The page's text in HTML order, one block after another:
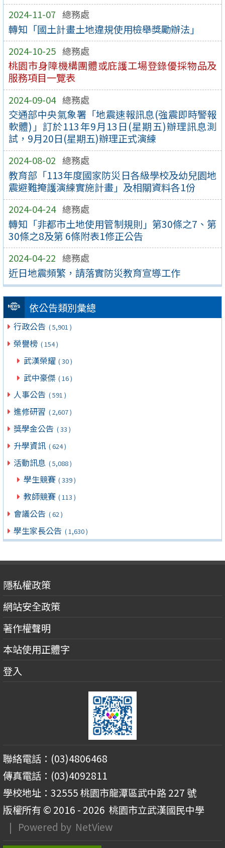
2024-11-07 總務處
轉知「國土計畫土地違規使用檢舉獎勵辦法」
2024-10-25 總務處
桃園市身障機構團體或庇護工場登錄優採物品及
服務項目一覽表
2024-09-04 總務處
交通部中央氣象署「地震速報訊息(強震即時警報
軟體)」訂於113年9月13日(星期五)辦理訊息測
試，9月20日(星期五)辦理正式演練
2024-08-02 總務處
教育部「113年度國家防災日各級學校及幼兒園地
震避難掩護演練實施計畫」及相關資料各1份
2024-04-24 總務處
轉知「非都市土地使用管制規則」第30條之7、第
30條之8及第 6條附表1修正公告
2024-04-22 總務處
近日地震頻繁，請落實防災教育宣導工作
依公告類別彙總
行政公告 ( 5,901 )
榮譽榜 ( 154 )
武漢榮耀 ( 30 )
武中豪傑 ( 16 )
人事公告 ( 591 )
進修研習 ( 2,607 )
獎學金公告 ( 33 )
升學資訊 ( 624 )
活動訊息 ( 5,088 )
學生競賽 ( 339 )
教師競賽 ( 113 )
會議公告 ( 62 )
學生家長公告 ( 1,630 )
隱私權政策
網站安全政策
著作權聲明
本站使用正體字
登入
聯絡電話：(03)4806468
傳真電話：(03)4092811
學校地址：32555 桃園市龍潭區武中路 227 號
版權所有 © 2016 - 2026 桃園市立武漢國民中學
| Powered by NetView